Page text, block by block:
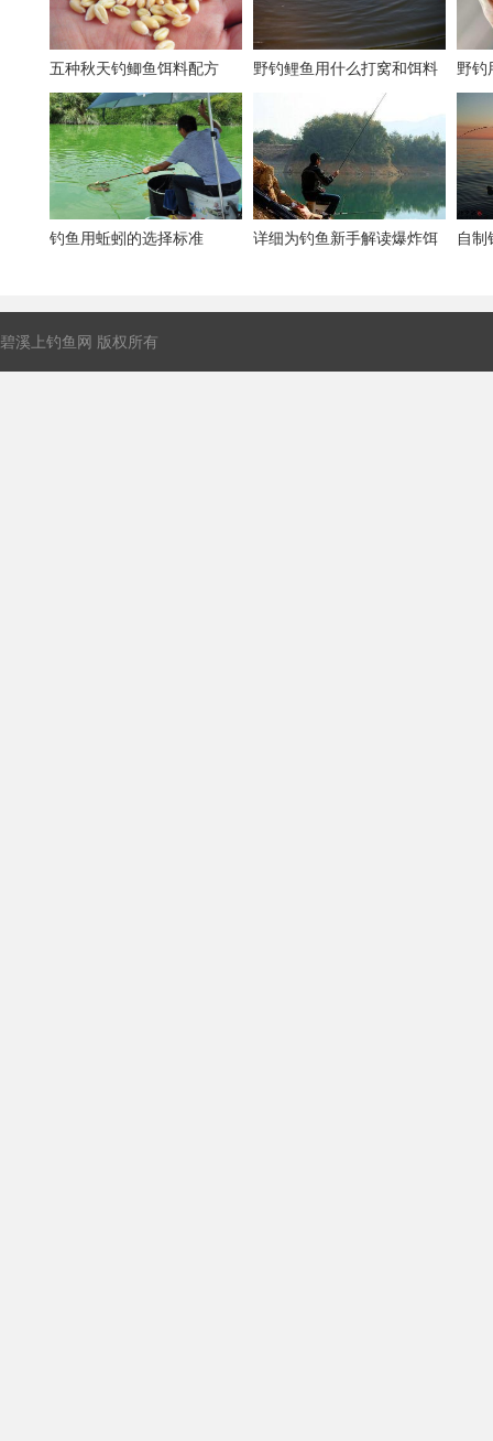
五种秋天钓鲫鱼饵料配方
野钓鲤鱼用什么打窝和饵料
野钓
钓鱼用蚯蚓的选择标准
详细为钓鱼新手解读爆炸饵
自制
碧溪上钓鱼网 版权所有